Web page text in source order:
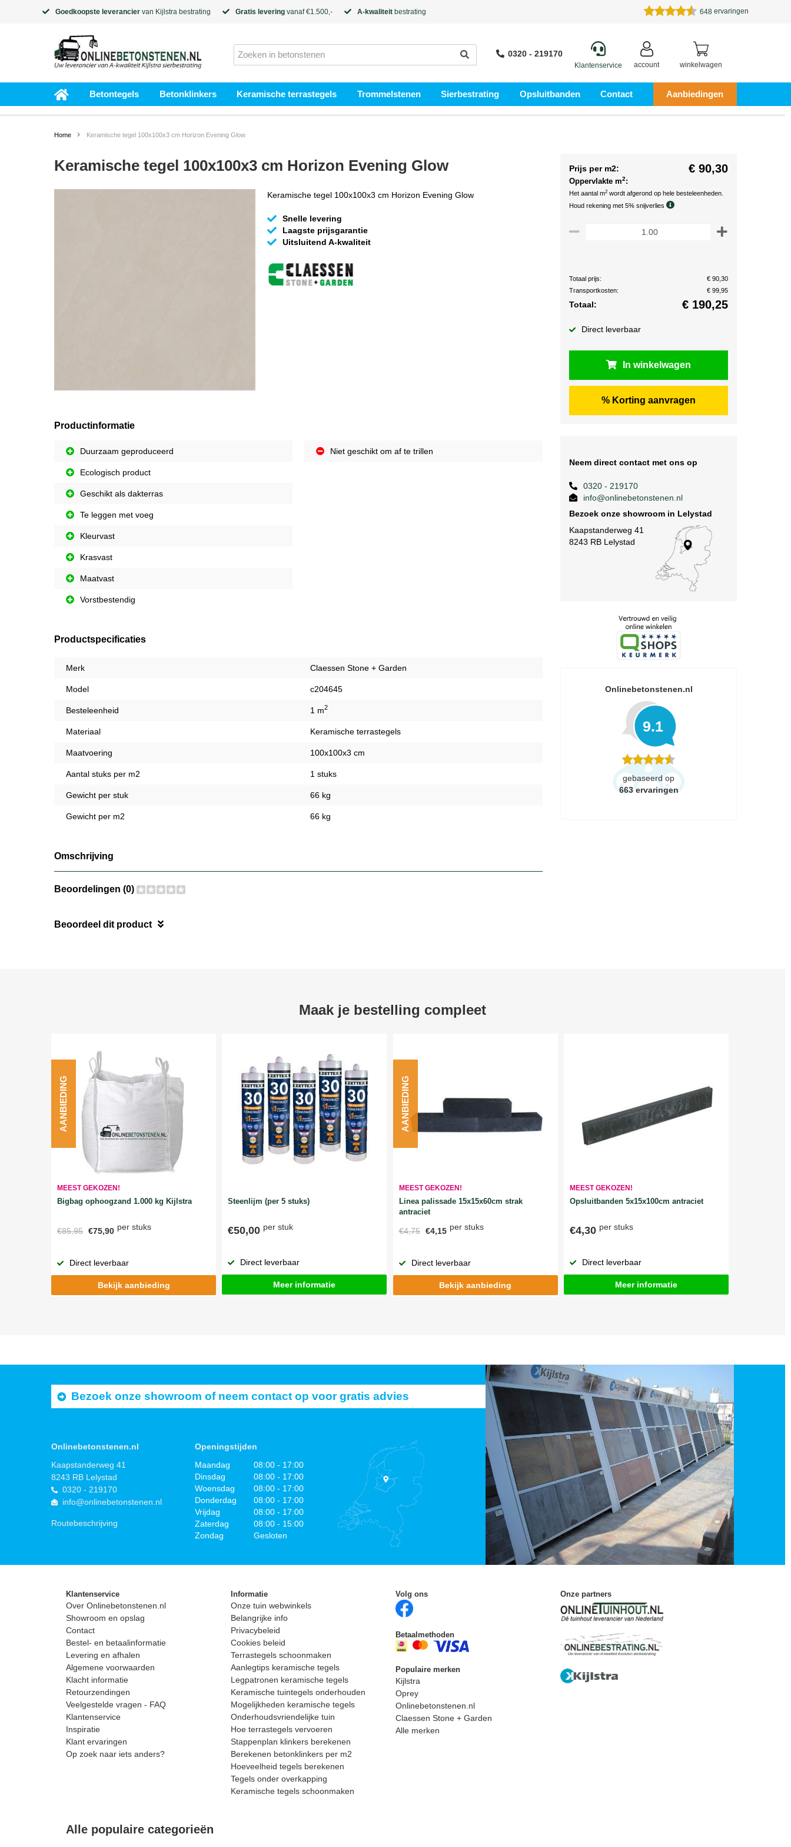
Goedkoopste leverancier van Kijlstra bestrating Gratis levering vanaf €1.500,- A-kwaliteit bestrating 648 ervaringen
0320 - 219170
Klantenservice account winkelwagen
Betontegels Betonklinkers Keramische terrastegels Trommelstenen Sierbestrating Opsluitbanden Contact Aanbiedingen
Home Keramische tegel 100x100x3 cm Horizon Evening Glow
Keramische tegel 100x100x3 cm Horizon Evening Glow
Keramische tegel 100x100x3 cm Horizon Evening Glow
Snelle levering
Laagste prijsgarantie
Uitsluitend A-kwaliteit
Productinformatie
Duurzaam geproduceerd
Ecologisch product
Geschikt als dakterras
Te leggen met voeg
Kleurvast
Krasvast
Maatvast
Vorstbestendig
Niet geschikt om af te trillen
Productspecificaties
Merk Claessen Stone + Garden
Model c204645
Besteleenheid 1 m2
Materiaal Keramische terrastegels
Maatvoering 100x100x3 cm
Aantal stuks per m2 1 stuks
Gewicht per stuk 66 kg
Gewicht per m2 66 kg
Omschrijving
Beoordelingen (0)
Beoordeel dit product
Prijs per m2: € 90,30
Oppervlakte m2:
Het aantal m2 wordt afgerond op hele besteleenheden.
Houd rekening met 5% snijverlies
Totaal prijs:
€ 90,30
Transportkosten:
€ 99,95
Totaal: € 190,25
Direct leverbaar
In winkelwagen
% Korting aanvragen
Neem direct contact met ons op
0320 - 219170
info@onlinebetonstenen.nl
Bezoek onze showroom in Lelystad
Kaapstanderweg 41
8243 RB Lelystad
Onlinebetonstenen.nl
9.1
gebaseerd op
663 ervaringen
Maak je bestelling compleet
MEEST GEKOZEN!
Bigbag ophoogzand 1.000 kg Kijlstra
€85,95 €75,90 per stuks
AANBIEDING
Direct leverbaar
Bekijk aanbieding
Steenlijm (per 5 stuks)
€50,00 per stuk
Direct leverbaar
Meer informatie
MEEST GEKOZEN!
Linea palissade 15x15x60cm strak
antraciet
€4,75 €4,15 per stuks
AANBIEDING
Direct leverbaar
Bekijk aanbieding
MEEST GEKOZEN!
Opsluitbanden 5x15x100cm antraciet
€4,30 per stuks
Direct leverbaar
Meer informatie
Bezoek onze showroom of neem contact op voor gratis advies
Onlinebetonstenen.nl
Kaapstanderweg 41
8243 RB Lelystad
0320 - 219170
info@onlinebetonstenen.nl
Routebeschrijving
Openingstijden
Maandag
08:00 - 17:00
Dinsdag
08:00 - 17:00
Woensdag
08:00 - 17:00
Donderdag
08:00 - 17:00
Vrijdag
08:00 - 17:00
Zaterdag
08:00 - 15:00
Zondag
Gesloten
Klantenservice
Over Onlinebetonstenen.nl
Showroom en opslag
Contact
Bestel- en betaalinformatie
Levering en afhalen
Algemene voorwaarden
Klacht informatie
Retourzendingen
Veelgestelde vragen - FAQ
Klantenservice
Inspiratie
Klant ervaringen
Op zoek naar iets anders?
Informatie
Onze tuin webwinkels
Belangrijke info
Privacybeleid
Cookies beleid
Terrastegels schoonmaken
Aanlegtips keramische tegels
Legpatronen keramische tegels
Keramische tuintegels onderhouden
Mogelijkheden keramische tegels
Onderhoudsvriendelijke tuin
Hoe terrastegels vervoeren
Stappenplan klinkers berekenen
Berekenen betonklinkers per m2
Hoeveelheid tegels berekenen
Tegels onder overkapping
Keramische tegels schoonmaken
Volg ons
Betaalmethoden
Populaire merken
Kijlstra
Oprey
Onlinebetonstenen.nl
Claessen Stone + Garden
Alle merken
Onze partners
Alle populaire categorieën